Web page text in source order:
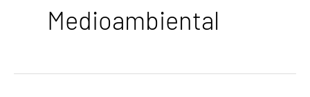
Medioambiental